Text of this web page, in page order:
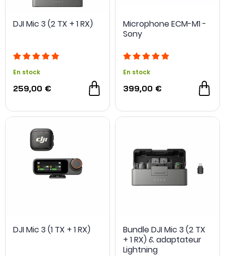
DJI Mic 3 (2 TX + 1 RX)
En stock
259,00 €
Microphone ECM-M1 -
Sony
En stock
399,00 €
DJI Mic 3 (1 TX + 1 RX)
Bundle DJI Mic 3 (2 TX
+ 1 RX) & adaptateur
Lightning